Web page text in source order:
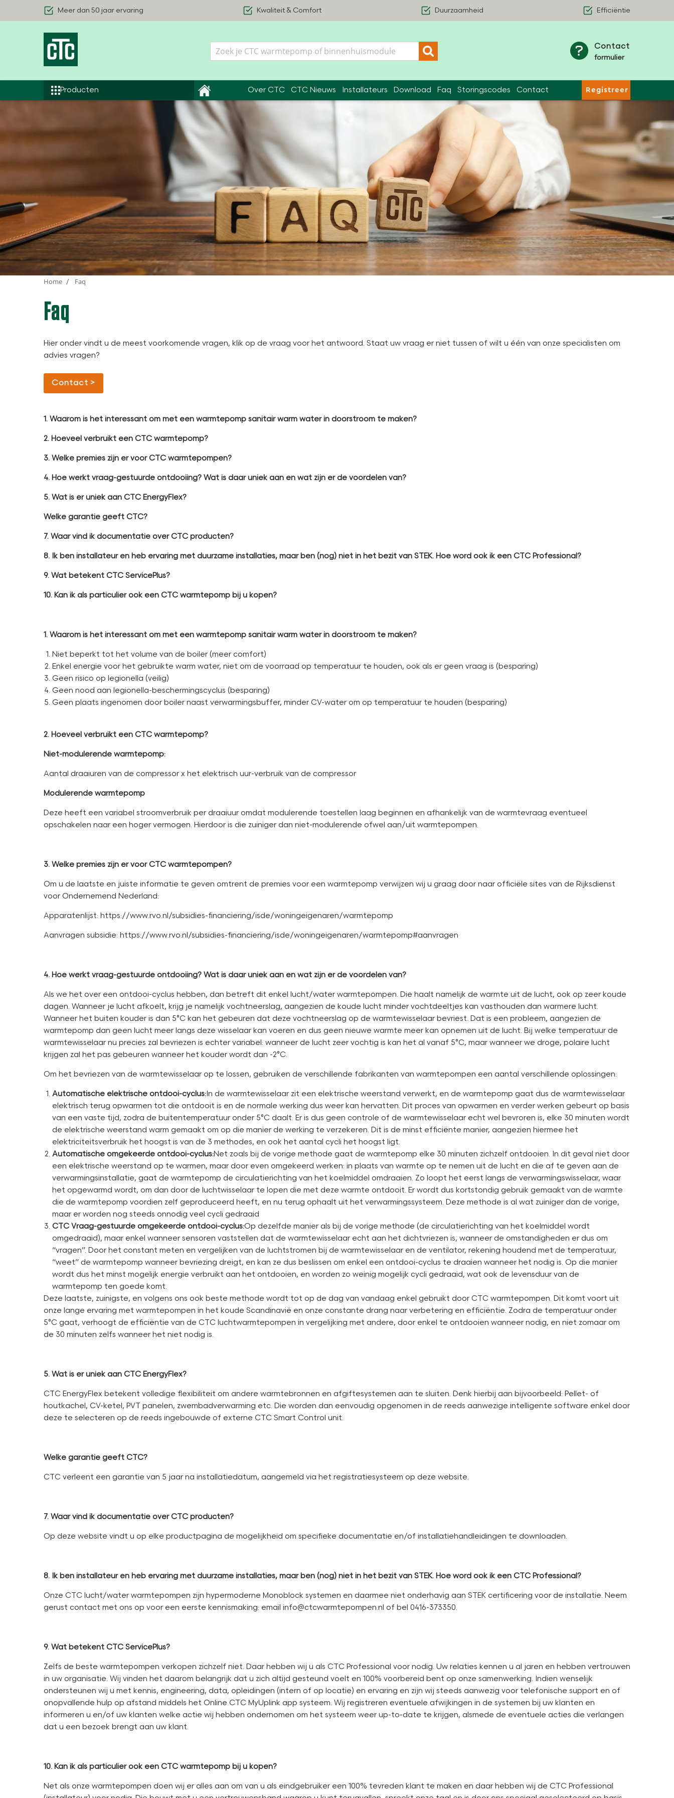
Meer dan 50 jaar ervaring Kwaliteit & Comfort Duurzaamheid Efficiëntie
Contact
formulier
Producten
Lucht/Waterwarmtepompen Over CTC CTC Nieuws Installateurs Download Faq Storingscodes Contact Registreer
Home Faq
Faq
Hier onder vindt u de meest voorkomende vragen, klik op de vraag voor het antwoord. Staat uw vraag er niet tussen of wilt u één van onze specialisten om
advies vragen?
Contact
1. Waarom is het interessant om met een warmtepomp sanitair warm water in doorstroom te maken?
2. Hoeveel verbruikt een CTC warmtepomp?
3. Welke premies zijn er voor CTC warmtepompen?
4. Hoe werkt vraag-gestuurde ontdooiing? Wat is daar uniek aan en wat zijn er de voordelen van?
5. Wat is er uniek aan CTC EnergyFlex?
Welke garantie geeft CTC?
7. Waar vind ik documentatie over CTC producten?
8. Ik ben installateur en heb ervaring met duurzame installaties, maar ben (nog) niet in het bezit van STEK. Hoe word ook ik een CTC Professional?
9. Wat betekent CTC ServicePlus?
10. Kan ik als particulier ook een CTC warmtepomp bij u kopen?
1. Waarom is het interessant om met een warmtepomp sanitair warm water in doorstroom te maken?
Niet beperkt tot het volume van de boiler (meer comfort)
Enkel energie voor het gebruikte warm water, niet om de voorraad op temperatuur te houden, ook als er geen vraag is (besparing)
Geen risico op legionella (veilig)
Geen nood aan legionella-beschermingscyclus (besparing)
Geen plaats ingenomen door boiler naast verwarmingsbuffer, minder CV-water om op temperatuur te houden (besparing)
2. Hoeveel verbruikt een CTC warmtepomp?
Niet-modulerende warmtepomp:
Aantal draaiuren van de compressor x het elektrisch uur-verbruik van de compressor
Modulerende warmtepomp
Deze heeft een variabel stroomverbruik per draaiuur omdat modulerende toestellen laag beginnen en afhankelijk van de warmtevraag eventueel
opschakelen naar een hoger vermogen. Hierdoor is die zuiniger dan niet-modulerende ofwel aan/uit warmtepompen.
3. Welke premies zijn er voor CTC warmtepompen?
Om u de laatste en juiste informatie te geven omtrent de premies voor een warmtepomp verwijzen wij u graag door naar officiële sites van de Rijksdienst
voor Ondernemend Nederland:
Apparatenlijst: https://www.rvo.nl/subsidies-financiering/isde/woningeigenaren/warmtepomp
Aanvragen subsidie: https://www.rvo.nl/subsidies-financiering/isde/woningeigenaren/warmtepomp#aanvragen
4. Hoe werkt vraag-gestuurde ontdooiing? Wat is daar uniek aan en wat zijn er de voordelen van?
Als we het over een ontdooi-cyclus hebben, dan betreft dit enkel lucht/water warmtepompen. Die haalt namelijk de warmte uit de lucht, ook op zeer koude
dagen. Wanneer je lucht afkoelt, krijg je namelijk vochtneerslag, aangezien de koude lucht minder vochtdeeltjes kan vasthouden dan warmere lucht.
Wanneer het buiten kouder is dan 5°C kan het gebeuren dat deze vochtneerslag op de warmtewisselaar bevriest. Dat is een probleem, aangezien de
warmtepomp dan geen lucht meer langs deze wisselaar kan voeren en dus geen nieuwe warmte meer kan opnemen uit de lucht. Bij welke temperatuur de
warmtewisselaar nu precies zal bevriezen is echter variabel: wanneer de lucht zeer vochtig is kan het al vanaf 5°C, maar wanneer we droge, polaire lucht
krijgen zal het pas gebeuren wanneer het kouder wordt dan -2°C.
Om het bevriezen van de warmtewisselaar op te lossen, gebruiken de verschillende fabrikanten van warmtepompen een aantal verschillende oplossingen:
Automatische elektrische ontdooi-cyclus:In de warmtewisselaar zit een elektrische weerstand verwerkt, en de warmtepomp gaat dus de warmtewisselaar
elektrisch terug opwarmen tot die ontdooit is en de normale werking dus weer kan hervatten. Dit proces van opwarmen en verder werken gebeurt op basis
van een vaste tijd, zodra de buitentemperatuur onder 5°C daalt. Er is dus geen controle of de warmtewisselaar echt wel bevroren is, elke 30 minuten wordt
de elektrische weerstand warm gemaakt om op die manier de werking te verzekeren. Dit is de minst efficiënte manier, aangezien hiermee het
elektriciteitsverbruik het hoogst is van de 3 methodes, en ook het aantal cycli het hoogst ligt.
Automatische omgekeerde ontdooi-cyclus:Net zoals bij de vorige methode gaat de warmtepomp elke 30 minuten zichzelf ontdooien. In dit geval niet door
een elektrische weerstand op te warmen, maar door even omgekeerd werken: in plaats van warmte op te nemen uit de lucht en die af te geven aan de
verwarmingsinstallatie, gaat de warmtepomp de circulatierichting van het koelmiddel omdraaien. Zo loopt het eerst langs de verwarmingswisselaar, waar
het opgewarmd wordt, om dan door de luchtwisselaar te lopen die met deze warmte ontdooit. Er wordt dus kortstondig gebruik gemaakt van de warmte
die de warmtepomp voordien zelf geproduceerd heeft, en nu terug ophaalt uit het verwarmingssysteem. Deze methode is al wat zuiniger dan de vorige,
maar er worden nog steeds onnodig veel cycli gedraaid
CTC Vraag-gestuurde omgekeerde ontdooi-cyclus:Op dezelfde manier als bij de vorige methode (de circulatierichting van het koelmiddel wordt
omgedraaid), maar enkel wanneer sensoren vaststellen dat de warmtewisselaar echt aan het dichtvriezen is, wanneer de omstandigheden er dus om
“vragen”. Door het constant meten en vergelijken van de luchtstromen bij de warmtewisselaar en de ventilator, rekening houdend met de temperatuur,
“weet” de warmtepomp wanneer bevriezing dreigt, en kan ze dus beslissen om enkel een ontdooi-cyclus te draaien wanneer het nodig is. Op die manier
wordt dus het minst mogelijk energie verbruikt aan het ontdooien, en worden zo weinig mogelijk cycli gedraaid, wat ook de levensduur van de
warmtepomp ten goede komt.
Deze laatste, zuinigste, en volgens ons ook beste methode wordt tot op de dag van vandaag enkel gebruikt door CTC warmtepompen. Dit komt voort uit
onze lange ervaring met warmtepompen in het koude Scandinavië en onze constante drang naar verbetering en efficiëntie. Zodra de temperatuur onder
5°C gaat, verhoogt de efficiëntie van de CTC luchtwarmtepompen in vergelijking met andere, door enkel te ontdooien wanneer nodig, en niet zomaar om
de 30 minuten zelfs wanneer het niet nodig is.
5. Wat is er uniek aan CTC EnergyFlex?
CTC EnergyFlex betekent volledige flexibiliteit om andere warmtebronnen en afgiftesystemen aan te sluiten. Denk hierbij aan bijvoorbeeld: Pellet- of
houtkachel, CV-ketel, PVT panelen, zwembadverwarming etc. Die worden dan eenvoudig opgenomen in de reeds aanwezige intelligente software enkel door
deze te selecteren op de reeds ingebouwde of externe CTC Smart Control unit.
Welke garantie geeft CTC?
CTC verleent een garantie van 5 jaar na installatiedatum, aangemeld via het registratiesysteem op deze website.
7. Waar vind ik documentatie over CTC producten?
Op deze website vindt u op elke productpagina de mogelijkheid om specifieke documentatie en/of installatiehandleidingen te downloaden.
8. Ik ben installateur en heb ervaring met duurzame installaties, maar ben (nog) niet in het bezit van STEK. Hoe word ook ik een CTC Professional?
Onze CTC lucht/water warmtepompen zijn hypermoderne Monoblock systemen en daarmee niet onderhavig aan STEK certificering voor de installatie. Neem
gerust contact met ons op voor een eerste kennismaking: email info@ctcwarmtepompen.nl of bel 0416-373350.
9. Wat betekent CTC ServicePlus?
Zelfs de beste warmtepompen verkopen zichzelf niet. Daar hebben wij u als CTC Professional voor nodig. Uw relaties kennen u al jaren en hebben vertrouwen
in uw organisatie. Wij vinden het daarom belangrijk dat u zich altijd gesteund voelt en 100% voorbereid bent op onze samenwerking. Indien wenselijk
ondersteunen wij u met kennis, engineering, data, opleidingen (intern of op locatie) en ervaring en zijn wij steeds aanwezig voor telefonische support en of
onopvallende hulp op afstand middels het Online CTC MyUplink app systeem. Wij registreren eventuele afwijkingen in de systemen bij uw klanten en
informeren u en/of uw klanten welke actie wij hebben ondernomen om het systeem weer up-to-date te krijgen, alsmede de eventuele acties die verlangen
dat u een bezoek brengt aan uw klant.
10. Kan ik als particulier ook een CTC warmtepomp bij u kopen?
Net als onze warmtepompen doen wij er alles aan om van u als eindgebruiker een 100% tevreden klant te maken en daar hebben wij de CTC Professional